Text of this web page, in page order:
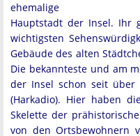
ehemalige
Hauptstadt der Insel. Ihr
wichtigsten
Gebäude des alten
Die bekannteste und am
der Insel schon seit über
(Harkadio). Hier haben
Skelette der
von den Ortsbewohnern